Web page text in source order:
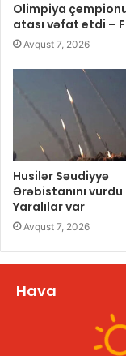
Olimpiya
atası vəfat etdi –
Avqust 7, 2026
Husilər Səudiyyə
Ərəbistanını vurdu
Yaralılar var
Avqust 7, 2026
Hava